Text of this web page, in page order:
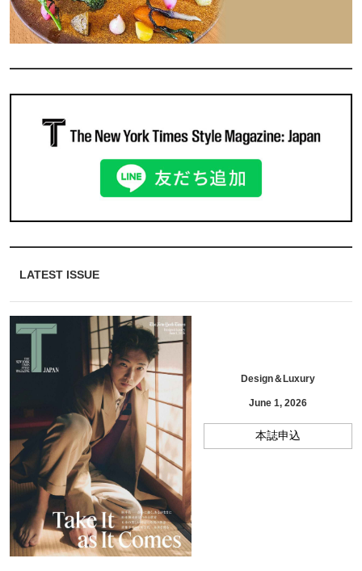
LATEST ISSUE
Design＆Luxury
June 1, 2026
本誌申込